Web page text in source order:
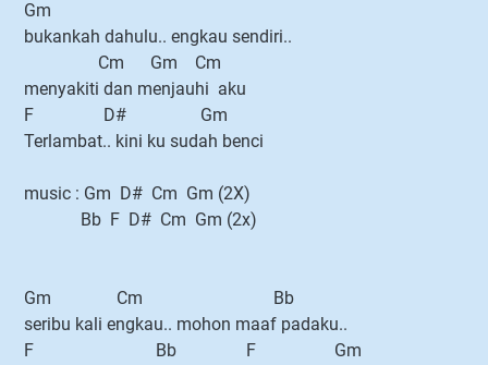
Gm
bukankah dahulu.. engkau sendiri..
Cm Gm Cm
menyakiti dan menjauhi aku
F D# Gm
Terlambat.. kini ku sudah benci
music : Gm D# Cm Gm (2X)
Bb F D# Cm Gm (2x)
Gm Cm Bb
seribu kali engkau.. mohon maaf padaku..
F Bb F Gm